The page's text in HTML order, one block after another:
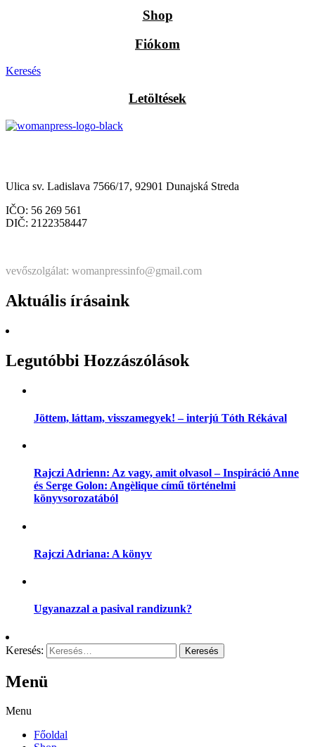
Shop
Fiókom
Keresés
Letöltések
Ulica sv. Ladislava 7566/17, 92901 Dunajská Streda
IČO: 56 269 561
DIČ: 2122358447
vevőszolgálat: womanpressinfo@gmail.com
Aktuális írásaink
Legutóbbi Hozzászólások
Jöttem, láttam, visszamegyek! – interjú Tóth Rékával
Rajczi Adrienn: Az vagy, amit olvasol – Inspiráció Anne
és Serge Golon: Angèlique című történelmi
könyvsorozatából
Rajczi Adriana: A könyv
Ugyanazzal a pasival randizunk?
Keresés:
Menü
Menu
Főoldal